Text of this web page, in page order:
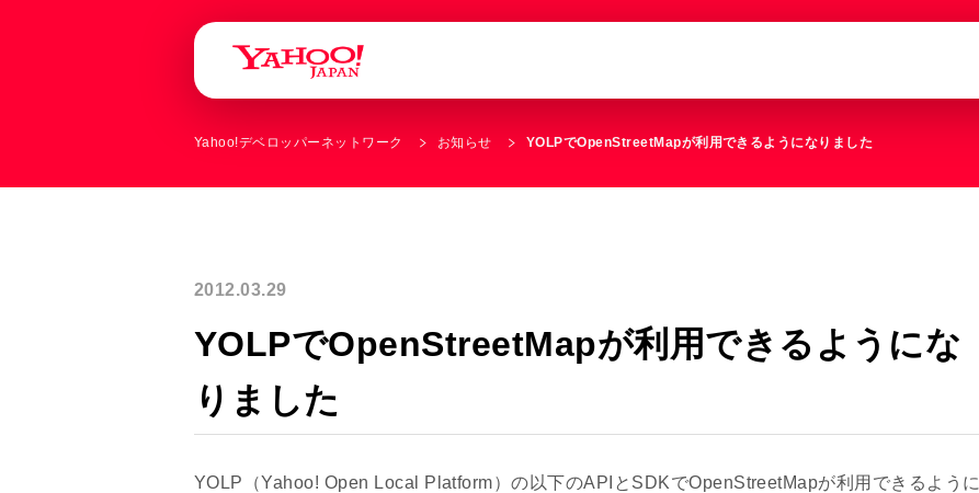
Yahoo!デベロッパーネットワーク お知らせ YOLPでOpenStreetMapが利用できるようになりました
2012.03.29
YOLPでOpenStreetMapが利用できるようにな
りました
YOLP（Yahoo! Open Local Platform）の以下のAPIとSDKでOpenStreetMapが利用できるように